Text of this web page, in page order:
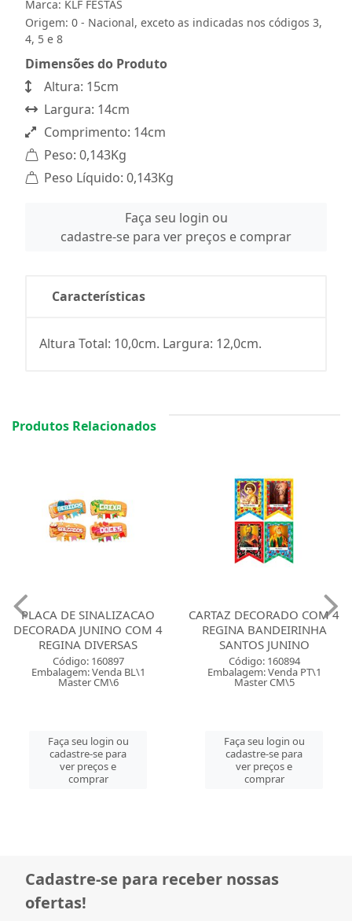
Marca: KLF FESTAS
Origem: 0 - Nacional, exceto as indicadas nos códigos 3,
4, 5 e 8
Dimensões do Produto
Altura: 15cm
Largura: 14cm
Comprimento: 14cm
Peso: 0,143Kg
Peso Líquido: 0,143Kg
Faça seu login ou
cadastre-se para ver preços e comprar
Características
Altura Total: 10,0cm. Largura: 12,0cm.
Produtos Relacionados
CARTAZ DECORADO COM 4
REGINA BANDEIRINHA
SANTOS JUNINO
Código: 160894
Embalagem: Venda PT\1
Master CM\5
Faça seu login ou
cadastre-se para
ver preços e
comprar
TOPO BOLO REGINA
CENARIO ARRAIA
COM 6
Código: 160891
Embalagem: Venda PT\1
Master CM\6
Faça seu login ou
cadastre-se para
ver preços e
comprar
Cadastre-se para receber nossas
ofertas!